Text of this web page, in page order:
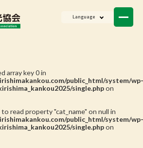
Language
array key 0 in
public_html/system/wp-
single.phpon
read property "cat_name" on null in
public_html/system/wp-
single.phpon